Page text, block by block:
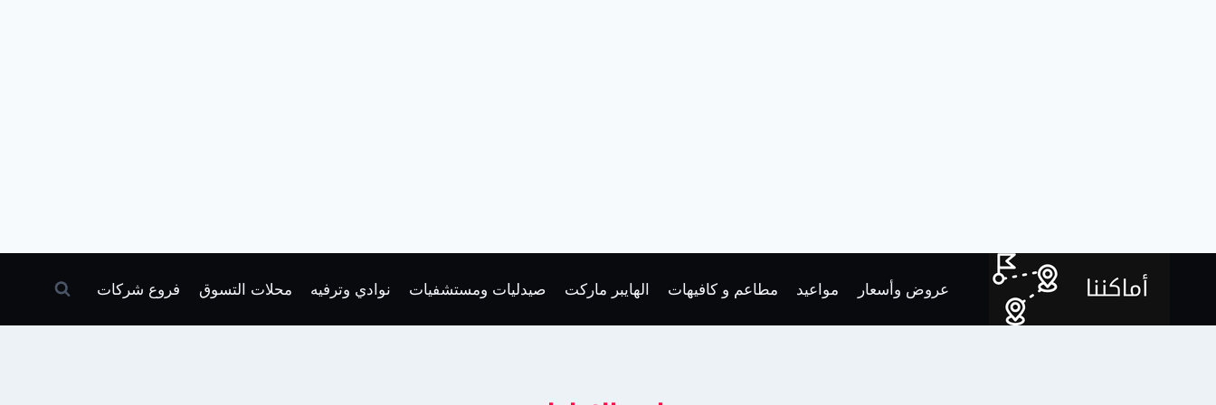
عروض وأسعار مواعيد مطاعم و كافيهات الهايبر ماركت صيدليات ومستشفيات نوادي وترفيه محلات التسوق فروع شركات